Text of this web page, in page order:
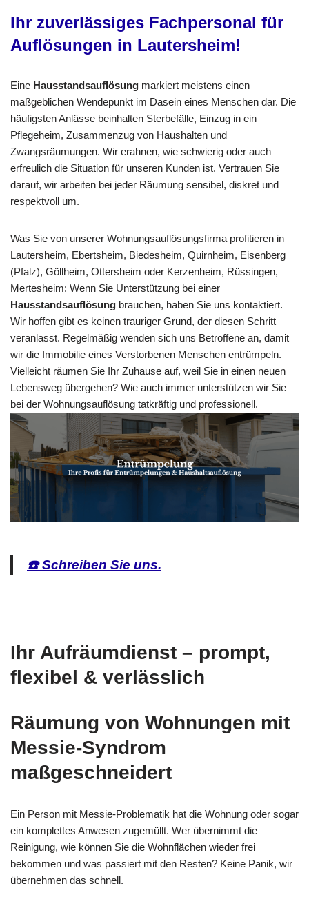
Ihr zuverlässiges Fachpersonal für
Auflösungen in Lautersheim!
Eine Hausstandsauflösung markiert meistens einen
maßgeblichen Wendepunkt im Dasein eines Menschen dar. Die
häufigsten Anlässe beinhalten Sterbefälle, Einzug in ein
Pflegeheim, Zusammenzug von Haushalten und
Zwangsräumungen. Wir erahnen, wie schwierig oder auch
erfreulich die Situation für unseren Kunden ist. Vertrauen Sie
darauf, wir arbeiten bei jeder Räumung sensibel, diskret und
respektvoll um.
Was Sie von unserer Wohnungsauflösungsfirma profitieren in
Lautersheim, Ebertsheim, Biedesheim, Quirnheim, Eisenberg
(Pfalz), Göllheim, Ottersheim oder Kerzenheim, Rüssingen,
Mertesheim: Wenn Sie Unterstützung bei einer
Hausstandsauflösung brauchen, haben Sie uns kontaktiert.
Wir hoffen gibt es keinen trauriger Grund, der diesen Schritt
veranlasst. Regelmäßig wenden sich uns Betroffene an, damit
wir die Immobilie eines Verstorbenen Menschen entrümpeln.
Vielleicht räumen Sie Ihr Zuhause auf, weil Sie in einen neuen
Lebensweg übergehen? Wie auch immer unterstützen wir Sie
bei der Wohnungsauflösung tatkräftig und professionell.
☎️ Schreiben Sie uns.
Ihr Aufräumdienst – prompt,
flexibel & verlässlich
Räumung von Wohnungen mit
Messie-Syndrom
maßgeschneidert
Ein Person mit Messie-Problematik hat die Wohnung oder sogar
ein komplettes Anwesen zugemüllt. Wer übernimmt die
Reinigung, wie können Sie die Wohnflächen wieder frei
bekommen und was passiert mit den Resten? Keine Panik, wir
übernehmen das schnell.